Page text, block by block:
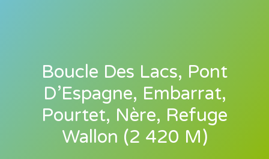
Boucle Des Lacs, Pont
D’Espagne, Embarrat,
Pourtet, Nère, Refuge
Wallon (2 420 M)